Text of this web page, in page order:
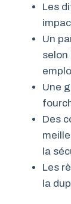
Les
Un
selon
Une
Des
la
Les
la